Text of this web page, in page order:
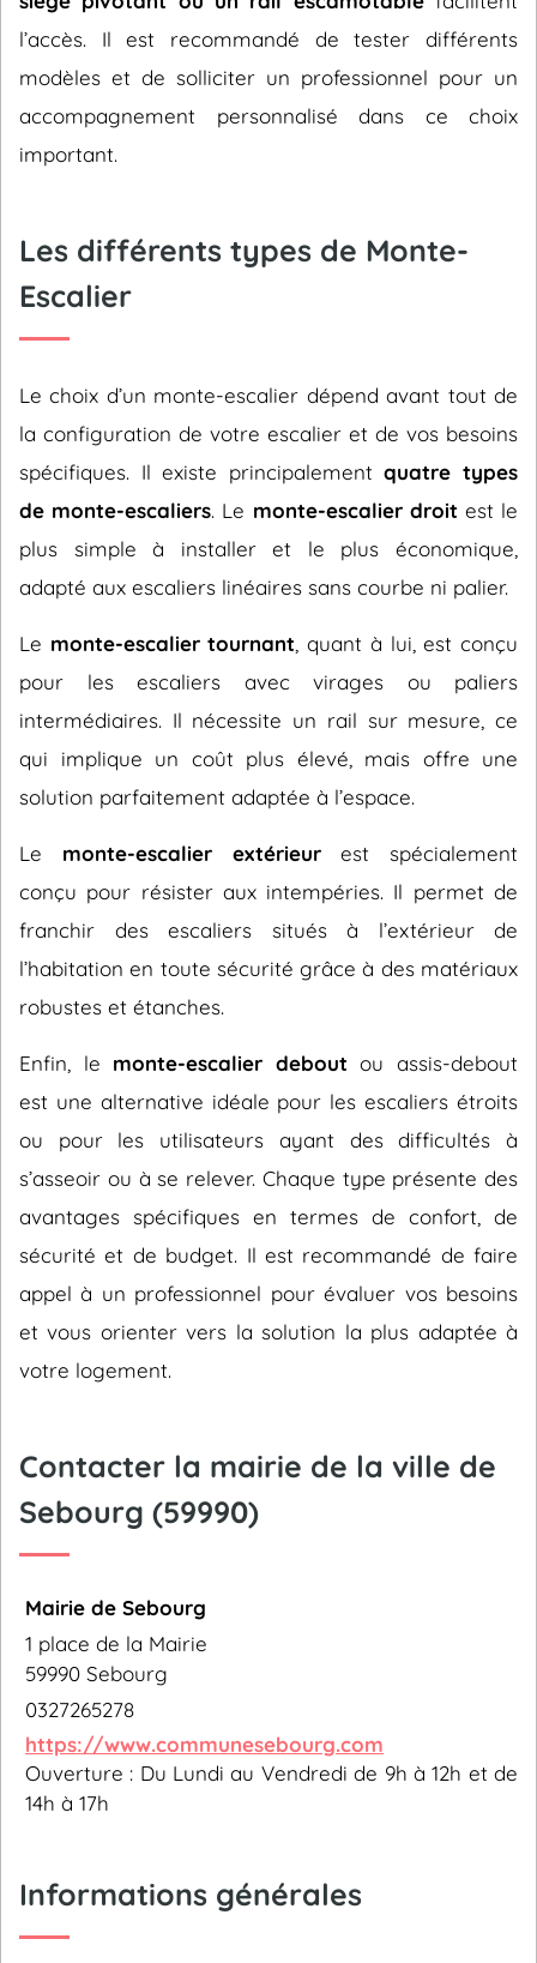
l’accès. Il est recommandé de tester différents
modèles et de solliciter un professionnel pour un
accompagnement personnalisé dans ce choix
important.
Les différents types de Monte-
Escalier
Le choix d’un monte-escalier dépend avant tout de
la configuration de votre escalier et de vos besoins
spécifiques. Il existe principalementquatre types
de monte-escaliers. Le monte-escalier droit est le
plus simple à installer et le plus économique,
adapté aux escaliers linéaires sans courbe ni palier.
Le monte-escalier tournant , quant à lui, est conçu
pour les escaliers avec virages ou paliers
intermédiaires. Il nécessite un rail sur mesure, ce
qui implique un coût plus élevé, mais offre une
solution parfaitement adaptée à l’espace.
Le monte-escalier extérieurest spécialement
conçu pour résister aux intempéries. Il permet de
franchir des escaliers situés à l’extérieur de
l’habitation en toute sécurité grâce à des matériaux
robustes et étanches.
Enfin, le monte-escalier debout ou assis-debout
est une alternative idéale pour les escaliers étroits
ou pour les utilisateurs ayant des difficultés à
s’asseoir ou à se relever. Chaque type présente des
avantages spécifiques en termes de confort, de
sécurité et de budget. Il est recommandé de faire
appel à un professionnel pour évaluer vos besoins
et vous orienter vers la solution la plus adaptée à
votre logement.
Contacter la mairie de la ville de
Sebourg (59990)
Mairie de Sebourg
1 place de la Mairie
59990 Sebourg
0327265278
https://www.communesebourg.com
Ouverture : Du Lundi au Vendredi de 9h à 12h et de
14h à 17h
Informations générales